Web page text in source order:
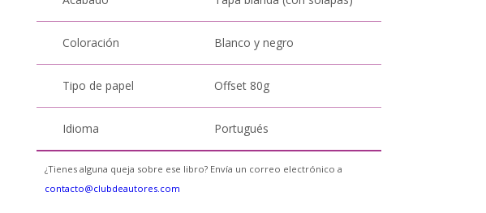
Coloración Blanco y negro
Tipo de papel Offset 80g
Idioma Portugués
¿Tienes alguna queja sobre ese libro? Envía un correo electrónico a
contacto@clubdeautores.com